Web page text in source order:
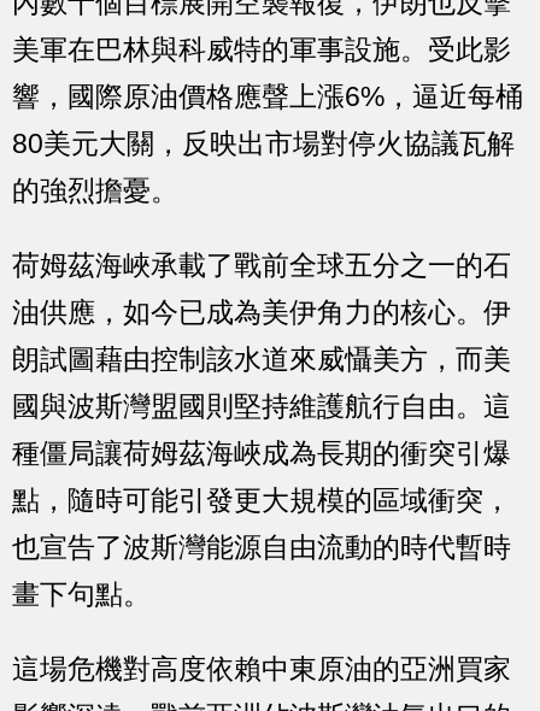
美軍在巴林與科威特的軍事設施。受此影
響，國際原油價格應聲上漲6%，逼近每桶
80美元大關，反映出市場對停火協議瓦解
的強烈擔憂。
荷姆茲海峽承載了戰前全球五分之一的石
油供應，如今已成為美伊角力的核心。伊
朗試圖藉由控制該水道來威懾美方，而美
國與波斯灣盟國則堅持維護航行自由。這
種僵局讓荷姆茲海峽成為長期的衝突引爆
點，隨時可能引發更大規模的區域衝突，
也宣告了波斯灣能源自由流動的時代暫時
畫下句點。
這場危機對高度依賴中東原油的亞洲買家